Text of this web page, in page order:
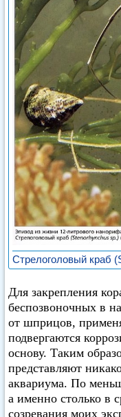
Стрелоголовый краб
Для закрепления
беспозвоночных в
от шприцов,
подвергаются
основу. Таким
представляют
аквариума. По
а именно столько в
созревания моих